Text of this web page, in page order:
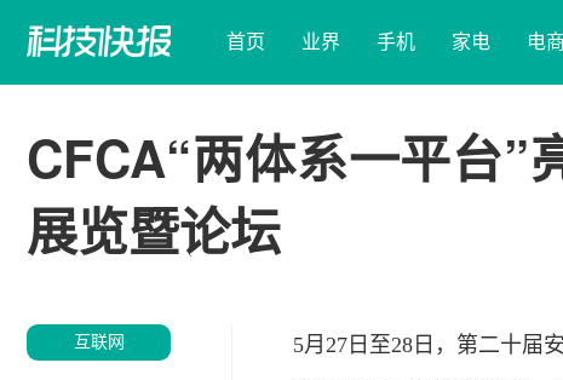
首页 业界 手机 家电 电商
CFCA“两体系一平台”
展览暨论坛
互联网
5月27日至28日，第二十届